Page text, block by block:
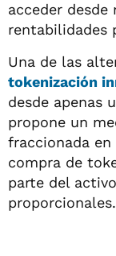
acceder
rentabilidades
Una de las
tokenización
desde apenas
propone un
fraccionada
compra de
parte del
proporcionales.